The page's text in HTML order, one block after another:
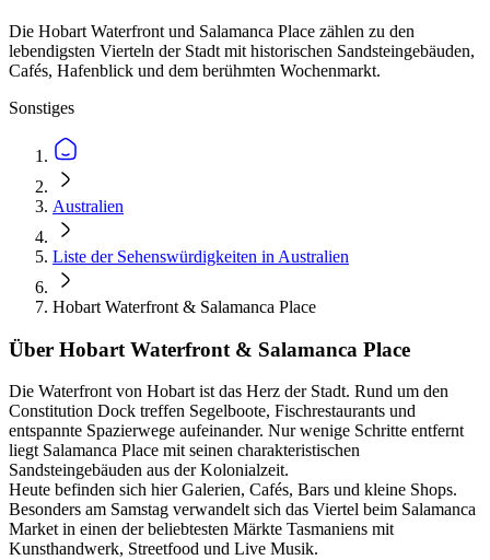
Die Hobart Waterfront und Salamanca Place zählen zu den
lebendigsten Vierteln der Stadt mit historischen Sandsteingebäuden,
Cafés, Hafenblick und dem berühmten Wochenmarkt.
Sonstiges
Australien
Liste der Sehenswürdigkeiten in Australien
Hobart Waterfront & Salamanca Place
Über Hobart Waterfront & Salamanca Place
Die Waterfront von Hobart ist das Herz der Stadt. Rund um den
Constitution Dock treffen Segelboote, Fischrestaurants und
entspannte Spazierwege aufeinander. Nur wenige Schritte entfernt
liegt Salamanca Place mit seinen charakteristischen
Sandsteingebäuden aus der Kolonialzeit.
Heute befinden sich hier Galerien, Cafés, Bars und kleine Shops.
Besonders am Samstag verwandelt sich das Viertel beim Salamanca
Market in einen der beliebtesten Märkte Tasmaniens mit
Kunsthandwerk, Streetfood und Live Musik.